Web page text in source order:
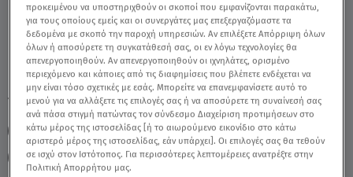
TAGS: ΖΩΔΙΑ ΚΑΡΚΙΝΟΣ ΚΑΡΚΙΝΟΣ ΚΑΡΚΙΝΟΙ ΣΗΜΕΡΑ
ΚΑΡΚΙΝΟΣ ΑΣΗ ΜΠΗΛΙΟΥ
ΑΣΗ ΜΠΙΛΙΟΥ
ΗΜΕΡΗΣΙΕΣ ΠΡΟΒΛΕΨΕΙΣ
προκειμένου να υποστηριχθούν οι σκοποί που εμφανίζονται παρακάτω,
για τους οποίους εμείς και οι συνεργάτες μας επεξεργαζόμαστε τα
δεδομένα με σκοπό την παροχή υπηρεσιών. Αν επιλέξετε Απόρριψη όλων
όλων ή αποσύρετε τη συγκατάθεσή σας, οι εν λόγω τεχνολογίες θα
απενεργοποιηθούν. Αν απενεργοποιηθούν οι ιχνηλάτες, ορισμένο
περιεχόμενο και κάποιες από τις διαφημίσεις που βλέπετε ενδέχεται να
μην είναι τόσο σχετικές με εσάς. Μπορείτε να επανεμφανίσετε αυτό το
μενού για να αλλάξετε τις επιλογές σας ή να αποσύρετε τη συναίνεσή σας
ανά πάσα στιγμή πατώντας τον σύνδεσμο Διαχείριση προτιμήσεων στο
κάτω μέρος της ιστοσελίδας [ή το αιωρούμενο εικονίδιο στο κάτω
αριστερό μέρος της ιστοσελίδας, εάν υπάρχει]. Οι επιλογές σας θα τεθούν
σε ισχύ στον Ιστότοπος. Για περισσότερες λεπτομέρειες ανατρέξτε στην
Πολιτική Απορρήτου μας.